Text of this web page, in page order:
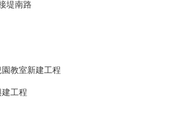
堤南路
教室新建工程
工程